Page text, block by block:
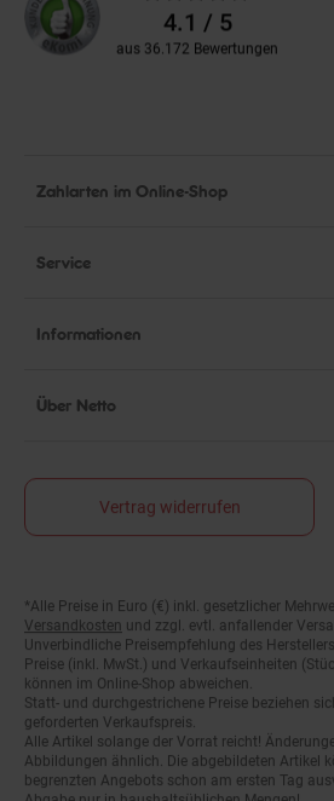
Bewertungen4.1 / 5
aus 36.172 Bewertungen
Zahlarten im Online-Shop
Service
Informationen
Über Netto
Vertrag widerrufen
Fußnoten
*Alle Preise in Euro (€) inkl. gesetzlicher
Versandkostenund zzgl. evtl. anfallender
Unverbindliche Preisempfehlung des
Preise (inkl. MwSt.) und Verkaufseinheiten
können im Online-Shop abweichen.
Statt- und durchgestrichene Preise beziehen
geforderten Verkaufspreis.
Alle Artikel solange der Vorrat reicht!
Abbildungen ähnlich. Die abgebildeten Artikel
begrenzten Angebots schon am ersten Tag
Abgabe nur in haushaltsüblichen Mengen!